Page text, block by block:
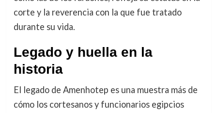
corte y la reverencia con la que fue tratado
durante su vida.
Legado y huella en la
historia
El legado de Amenhotep es una muestra más de
cómo los cortesanos y funcionarios egipcios